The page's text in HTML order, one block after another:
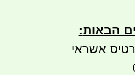
הבאות:
אשראי